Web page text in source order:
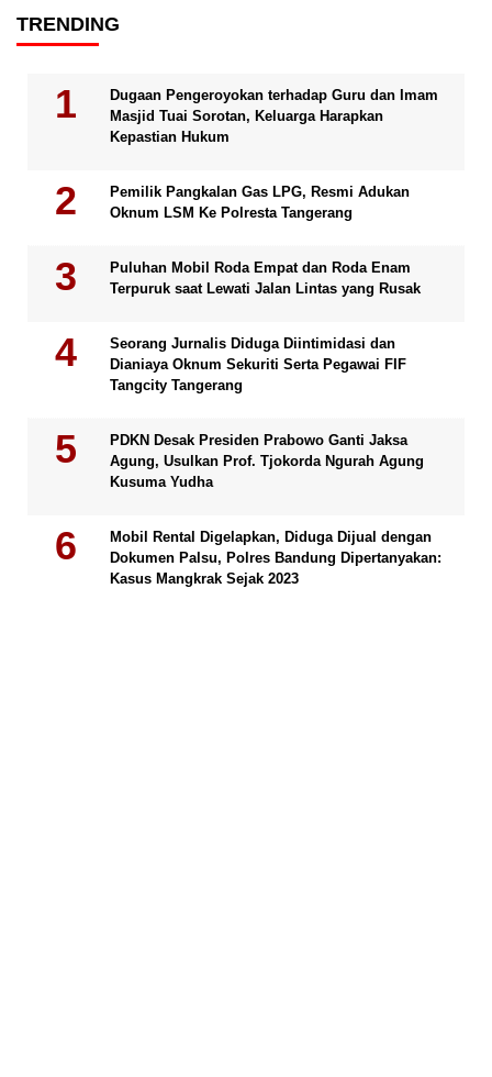
TRENDING
Dugaan Pengeroyokan terhadap Guru dan Imam
Masjid Tuai Sorotan, Keluarga Harapkan
Kepastian Hukum
Pemilik Pangkalan Gas LPG, Resmi Adukan
Oknum LSM Ke Polresta Tangerang
Puluhan Mobil Roda Empat dan Roda Enam
Terpuruk saat Lewati Jalan Lintas yang Rusak
Seorang Jurnalis Diduga Diintimidasi dan
Dianiaya Oknum Sekuriti Serta Pegawai FIF
Tangcity Tangerang
PDKN Desak Presiden Prabowo Ganti Jaksa
Agung, Usulkan Prof. Tjokorda Ngurah Agung
Kusuma Yudha
Mobil Rental Digelapkan, Diduga Dijual dengan
Dokumen Palsu, Polres Bandung Dipertanyakan:
Kasus Mangkrak Sejak 2023